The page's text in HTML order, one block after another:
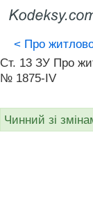
< Про
Ст. 13 ЗУ Про
№ 1875-IV
Чинний зі